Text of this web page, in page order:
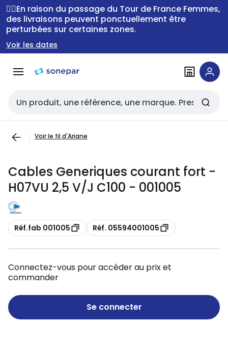
Passer à la
navigation
Passer
au
contenu
🚴‍♂️En raison du passage du Tour de France Femmes,
des livraisons peuvent ponctuellement être
perturbées sur certaines zones.
Voir les dates
Entrée de recherche
Voir le fil d'Ariane
Cables Generiques courant fort -
H07VU 2,5 V/J C100 - 001005
Copie
Réf.fab 001005 Copie
Réf. 05594001005
Connectez-vous pour accéder au prix et
commander
Se connecter